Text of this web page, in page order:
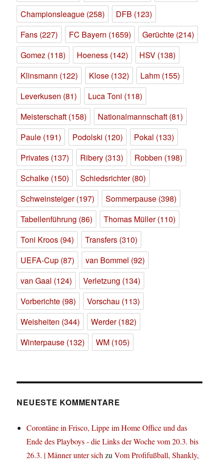
Championsleague (258) DFB (123)
Fans (227) FC Bayern (1659) Gerüchte (214)
Gomez (118) Hoeness (142) HSV (138)
Klinsmann (122) Klose (132) Lahm (155)
Leverkusen (81) Luca Toni (118)
Meisterschaft (158) Nationalmannschaft (81)
Paule (191) Podolski (120) Pokal (133)
Privates (137) Ribery (313) Robben (198)
Schalke (150) Schiedsrichter(80)
Schweinsteiger(197) Sommerpause (398)
Tabellenführung (86) Thomas Müller(110)
Toni Kroos (94) Transfers (310)
UEFA-Cup (87) van Bommel (92)
van Gaal (124) Verletzung (134)
Vorberichte (98) Vorschau (113)
Weisheiten (344) Werder(182)
Winterpause (132) WM (105)
NEUESTE KOMMENTARE
Corontäne in Frisco, Lippe im Home Office und das
Ende des Playboys - die Links der Woche vom 20.3. bis
26.3. | Männer unter sichzuVom Profifußball, Shankly,